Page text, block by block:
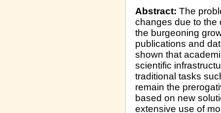
Abstract: The
changes due to the
the burgeoning
publications and
shown that
scientific
traditional tasks
remain the
based on new
extensive use of